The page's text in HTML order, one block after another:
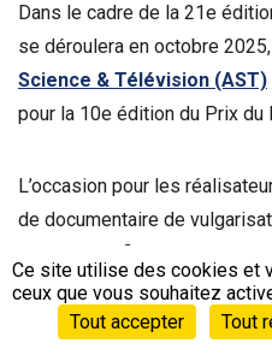
Dans le cadre de la 21e
se déroulera en octobre 2025,
Science & Télévision (AST)
pour la 10e édition du Prix
L’occasion pour les
de documentaire de
un projet de film de 52
scientifique, les thématiques
biodiversité,
Ce site utilise des cookies et
ceux que vous souhaitez
Tout accepter
Tout